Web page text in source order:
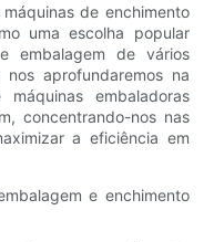
de enchimento
uma escolha popular
embalagem de vários
aprofundaremos na
embaladoras
concentrando-nos nas
a eficiência em
e enchimento